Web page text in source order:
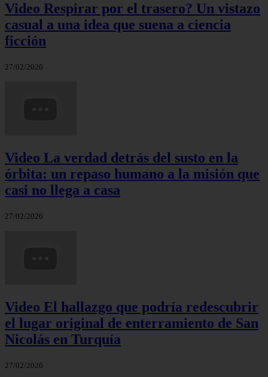
Video Respirar por el trasero? Un vistazo
casual a una idea que suena a ciencia
ficción
27/02/2026
Video La verdad detrás del susto en la
órbita: un repaso humano a la misión que
casi no llega a casa
27/02/2026
Video El hallazgo que podría redescubrir
el lugar original de enterramiento de San
Nicolás en Turquía
27/02/2026